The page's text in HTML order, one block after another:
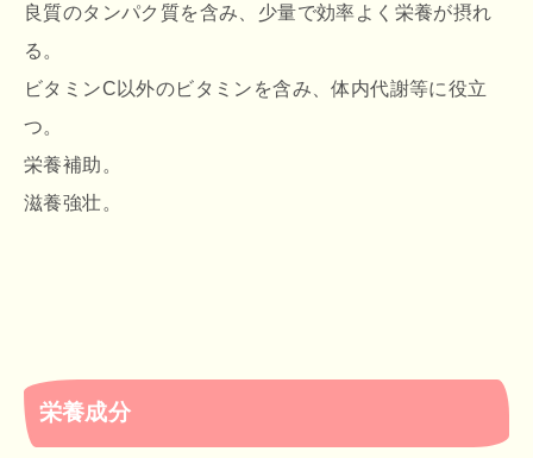
良質のタンパク質を含み、少量で効率よく栄養が摂れ
る。
ビタミンC以外のビタミンを含み、体内代謝等に役立
つ。
栄養補助。
滋養強壮。
栄養成分